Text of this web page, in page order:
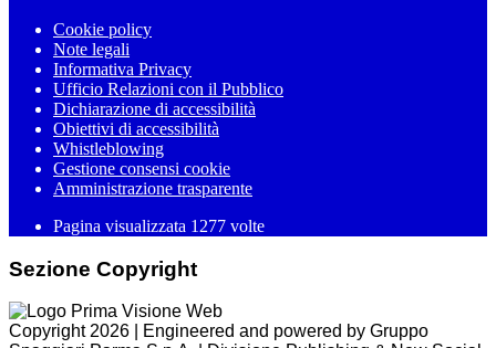
Cookie policy
Note legali
Informativa Privacy
Ufficio Relazioni con il Pubblico
Dichiarazione di accessibilità
Obiettivi di accessibilità
Whistleblowing
Gestione consensi cookie
Amministrazione trasparente
Pagina visualizzata 1277 volte
Sezione Copyright
Copyright 2026 | Engineered and powered by Gruppo